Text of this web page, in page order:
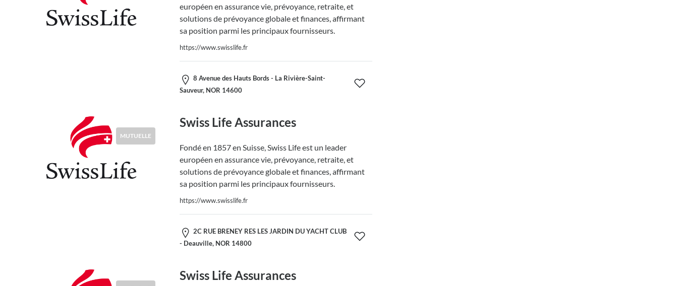
européen en assurance vie, prévoyance, retraite, et
solutions de prévoyance globale et finances, affirmant
sa position parmi les principaux fournisseurs.
https://www.swisslife.fr
8 Avenue des Hauts Bords - La Rivière-Saint-
Sauveur, NOR 14600
MUTUELLE
Swiss Life Assurances
Fondé en 1857 en Suisse, Swiss Life est un leader
européen en assurance vie, prévoyance, retraite, et
solutions de prévoyance globale et finances, affirmant
sa position parmi les principaux fournisseurs.
https://www.swisslife.fr
2C RUE BRENEY RES LES JARDIN DU YACHT CLUB
- Deauville, NOR 14800
Swiss Life Assurances